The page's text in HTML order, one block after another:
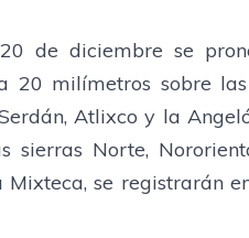
de diciembre se
20 milímetros sobre
Atlixco y la
sierras Norte,
se registrarán